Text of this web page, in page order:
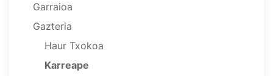
Garraioa
Gazteria
Haur Txokoa
Karreape